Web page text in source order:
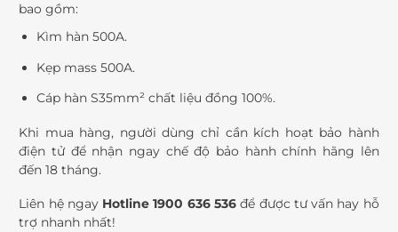
bao gồm:
Kìm hàn 500A.
Kẹp mass 500A.
Cáp hàn S35mm² chất liệu đồng 100%.
Khi mua hàng, người dùng chỉ cần kích hoạt bảo hành
điện tử để nhận ngay chế độ bảo hành chính hãng lên
đến 18 tháng.
Liên hệ ngay Hotline 1900 636 536 để được tư vấn hay hỗ
trợ nhanh nhất!